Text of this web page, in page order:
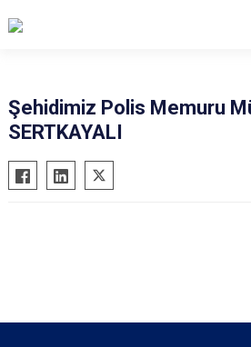
Şehidimiz Polis Memuru
SERTKAYALI